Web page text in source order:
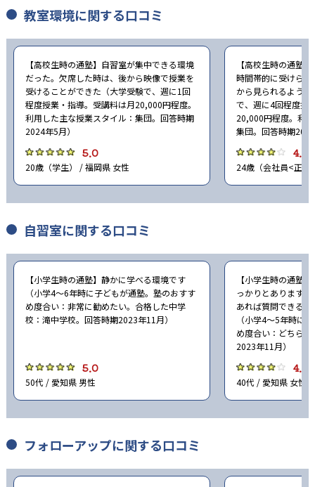
教室環境に関する口コミ
【高校生時の通塾】自習室が集中できる環境
だった。欠席した時は、後から映像で授業を
受けることができた（大学受験で、週に1回
程度授業・指導。受講料は月20,000円程度。
利用した主な授業スタイル：集団。回答時期
2024年5月）
5.0
20歳（学生） / 福岡県 女性
【高校生時の通塾
時間帯的に受けら
から見られるよう
で、週に4回程度授
20,000円程度。利
集団。回答時期
4.0
24歳（会社員<正社
自習室に関する口コミ
【小学生時の通塾】静かに学べる環境です
（小学4〜6年時に子どもが通塾。塾のおすす
め度合い：非常に勧めたい。合格した中学
校：滝中学校。回答時期2023年11月）
5.0
50代 / 愛知県 男性
【小学生時の通塾
っかりとあります
あれば質問できる
（小学4〜5年時に
め度合い：どちら
2023年11月）
4.0
40代 / 愛知県 女性
フォローアップに関する口コミ